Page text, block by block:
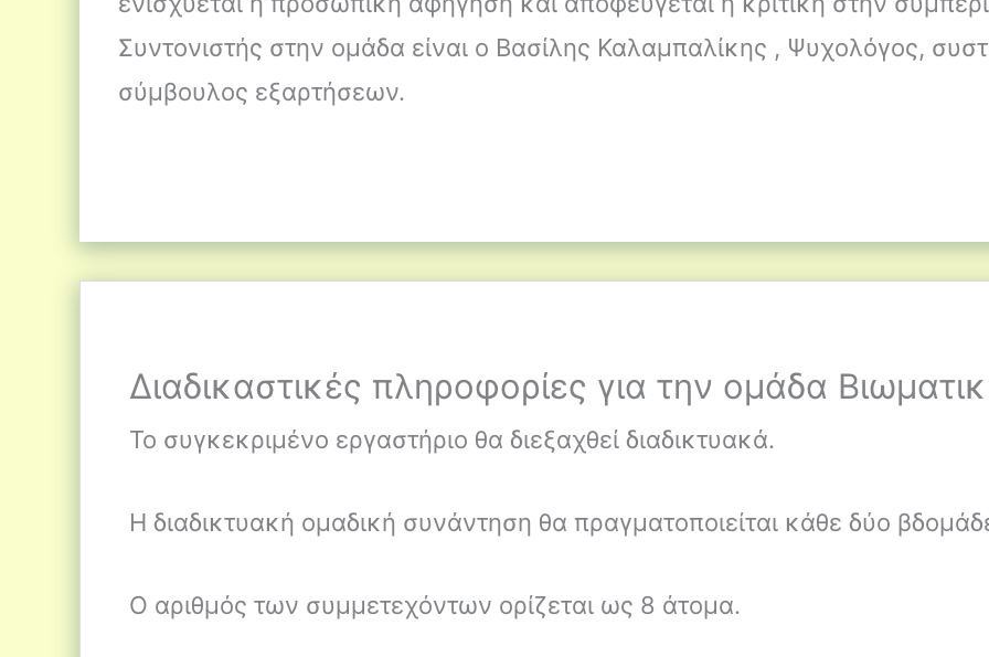
Συντονιστής στην ομάδα είναι ο Βασίλης Καλαμπαλίκης , Ψυχολόγος,
σύμβουλος εξαρτήσεων.
Διαδικαστικές πληροφορίες για την ομάδα
Το συγκεκριμένο εργαστήριο θα διεξαχθεί διαδικτυακά.
Η διαδικτυακή ομαδική συνάντηση θα πραγματοποιείται κάθε δύο
Ο αριθμός των συμμετεχόντων ορίζεται ως 8 άτομα.